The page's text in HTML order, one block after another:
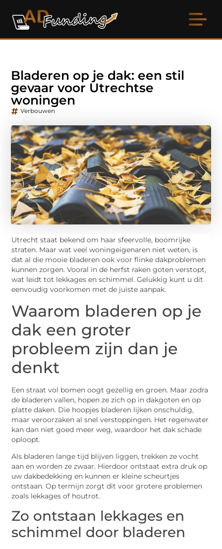
Bladeren op je dak: een stil
gevaar voor Utrechtse
woningen
Verbouwen
Utrecht staat bekend om haar sfeervolle, boomrijke
straten. Maar wat veel woningeigenaren niet weten, is
dat al die mooie bladeren ook voor flinke dakproblemen
kunnen zorgen. Vooral in de herfst raken goten verstopt,
wat leidt tot lekkages en schimmel. Gelukkig kunt u dit
eenvoudig voorkomen met de juiste aanpak.
Waarom bladeren op je
dak een groter
probleem zijn dan je
denkt
Een straat vol bomen oogt gezellig en groen. Maar zodra
de bladeren vallen, hopen ze zich op in dakgoten en op
platte daken. Die hoopjes bladeren lijken onschuldig,
maar veroorzaken al snel verstoppingen. Het regenwater
kan dan niet goed meer weg, waardoor het dak schade
oploopt.
Als bladeren lange tijd blijven liggen, trekken ze vocht
aan en worden ze zwaar. Hierdoor ontstaat extra druk op
uw dakbedekking en kunnen er kleine scheurtjes
ontstaan. Op termijn zorgt dit voor grotere problemen
zoals lekkages of houtrot.
Zo ontstaan lekkages en
schimmel door bladeren